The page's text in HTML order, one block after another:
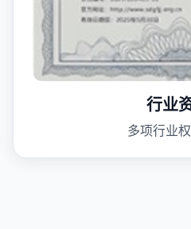
行业
多项行业